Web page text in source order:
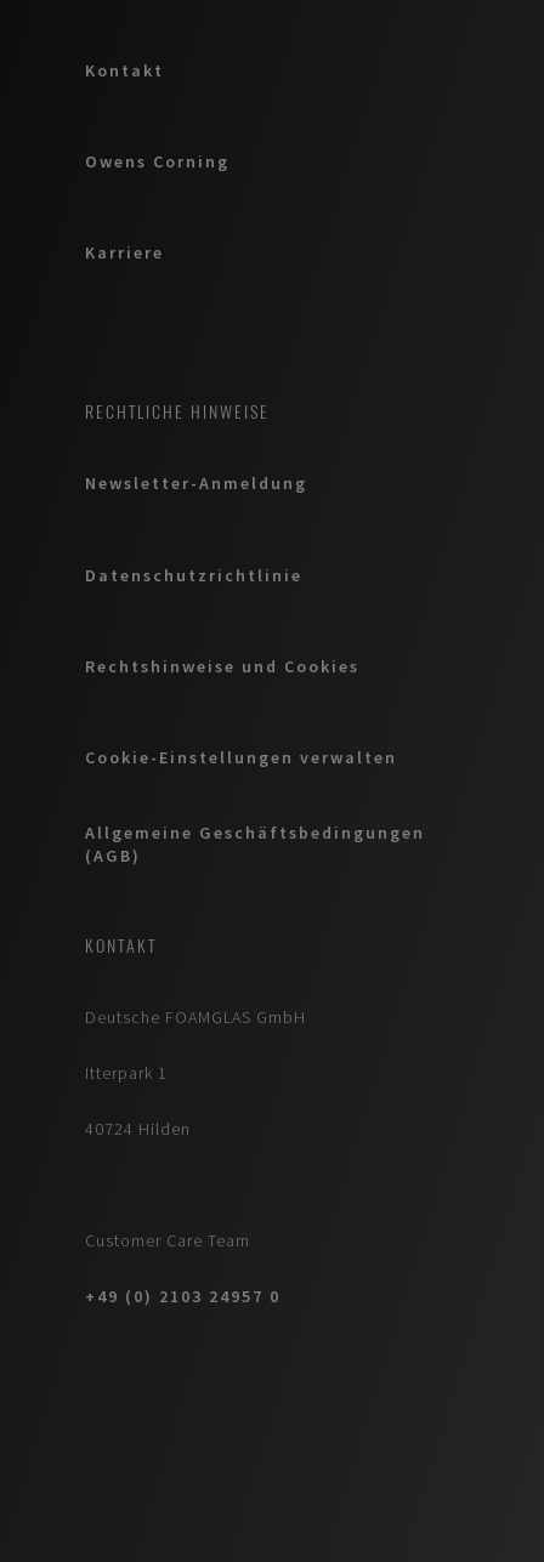
Kontakt
Owens Corning
Karriere
RECHTLICHE HINWEISE
Newsletter-Anmeldung
Datenschutzrichtlinie
Rechtshinweise und Cookies
Cookie-Einstellungen verwalten
Allgemeine Geschäftsbedingungen
(AGB)
KONTAKT
Deutsche FOAMGLAS GmbH
Itterpark 1
40724 Hilden
Customer Care Team
+49 (0) 2103 24957 0